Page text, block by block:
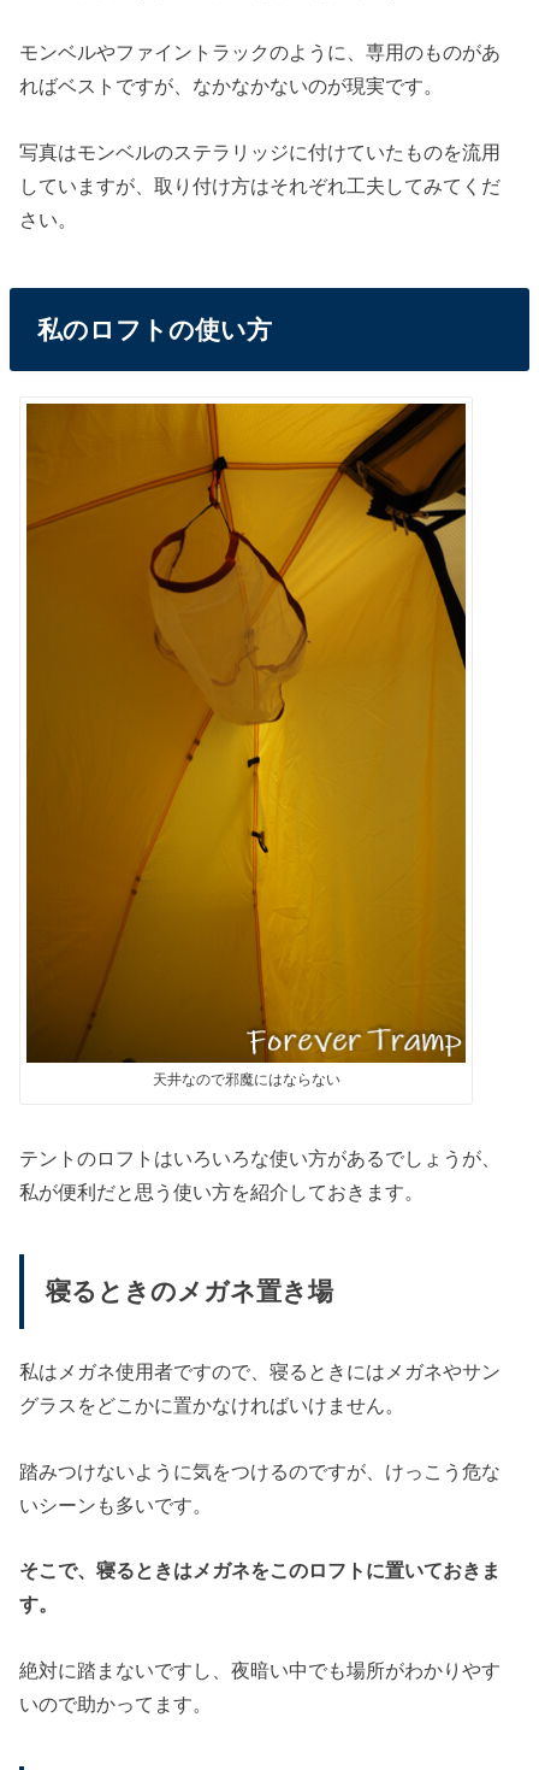
モンベルやファイントラックのように、専用のものがあ
ればベストですが、なかなかないのが現実です。
写真はモンベルのステラリッジに付けていたものを流用
していますが、取り付け方はそれぞれ工夫してみてくだ
さい。
私のロフトの使い方
天井なので邪魔にはならない
テントのロフトはいろいろな使い方があるでしょうが、
私が便利だと思う使い方を紹介しておきます。
寝るときのメガネ置き場
私はメガネ使用者ですので、寝るときにはメガネやサン
グラスをどこかに置かなければいけません。
踏みつけないように気をつけるのですが、けっこう危な
いシーンも多いです。
そこで、寝るときはメガネをこのロフトに置いておきま
す。
絶対に踏まないですし、夜暗い中でも場所がわかりやす
いので助かってます。